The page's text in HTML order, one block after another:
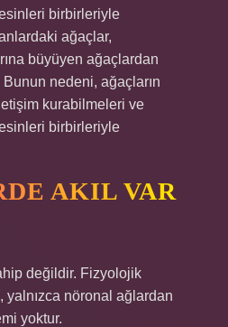
birbirleriyle
ağaçlar,
büyüyen ağaçlardan
nedeni, ağaçların
kurabilmeleri ve
birbirleriyle
AKIL VAR
değildir. Fizyolojik
yalnızca nöronal ağlardan
yoktur.